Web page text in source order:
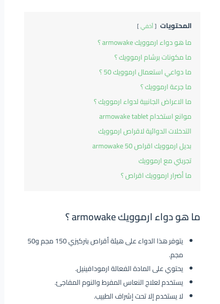
المحتويات أخفي
ما هو دواء ارموويك armowake ؟
ما مكونات برشام ارموويك ؟
ما دواعي استعمال ارموويك 50 ؟
ما جرعة ارموويك ؟
ما الاعراض الجانبية لدواء ارموويك ؟
موانع استخدام armowake tablet
التدخلات الدوائية لاقراص ارموويك
بديل ارموويك اقراص armowake 50
تجربتي مع ارموويك
ما أضرار ارموويك اقراص ؟
ما هو دواء ارموويك armowake ؟
يتوفر هذا الدواء على هيئة أقراص بتركيزي 150 مجم و50
مجم.
يحتوي على المادة الفعالة ارمودافينيل.
يستخدم لعلاج النعاس المفرط والنوم المفاجئ.
لا يستخدم إلا تحت إشراف الطبيب.